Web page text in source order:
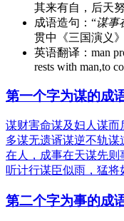
其来有自，后天
成语造句： “谋事
贯中《三国演义
英语翻译： man
rests with man,to
第一个字为谋的成
谋财害命谋及妇人 谋而
多谋无遗谞谋逆不轨谋
在人，成事在天谋先则
听计行谋臣似雨，猛将
第二个字为事的成